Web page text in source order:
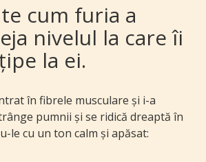
cum furia a
nivelul la care îi
la ei.
în fibrele musculare și i-a
pumnii și se ridică dreaptă în
le cu un ton calm și apăsat: